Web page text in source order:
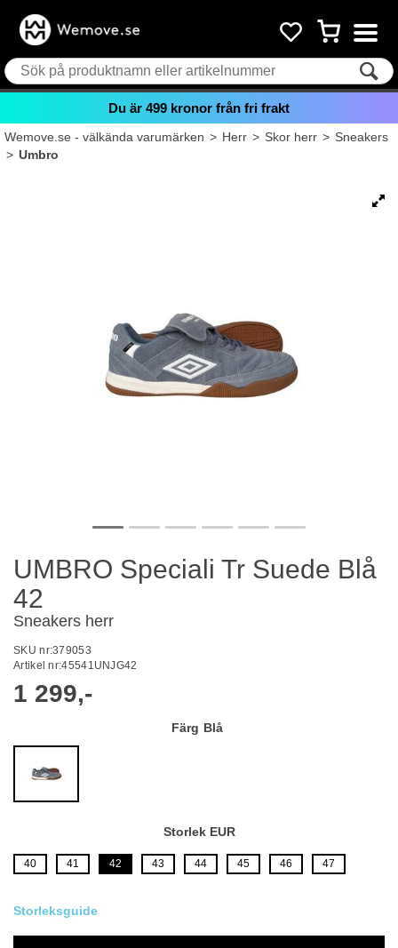
Du är 499 kronor från fri frakt
Wemove.se - välkända varumärken>Herr>Skor herr>Sneakers
>Umbro
UMBRO Speciali Tr Suede Blå
42
Sneakers herr
SKU nr:379053
Artikel nr:45541UNJG42
1 299,-
Färg Blå
Storlek EUR
40 41 42 43 44 45 46 47